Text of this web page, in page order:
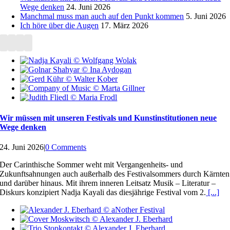
Wege denken 24. Juni 2026
Manchmal muss man auch auf den Punkt kommen 5. Juni 2026
Ich höre über die Augen 17. März 2026
Wir müssen mit unseren Festivals und Kunstinstitutionen neue
Wege denken
24. Juni 2026|0 Comments
Der Carinthische Sommer weht mit Vergangenheits- und
Zukunftsahnungen auch außerhalb des Festivalsommers durch Kärnten
und darüber hinaus. Mit ihrem inneren Leitsatz Musik – Literatur –
Diskurs konzipiert Nadja Kayali das diesjährige Festival vom 2. [...]